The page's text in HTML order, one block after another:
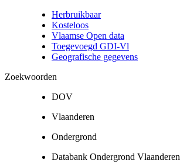
Herbruikbaar
Kosteloos
Vlaamse Open data
Toegevoegd GDI-Vl
Geografische gegevens
Zoekwoorden
DOV
Vlaanderen
Ondergrond
Databank Ondergrond Vlaanderen